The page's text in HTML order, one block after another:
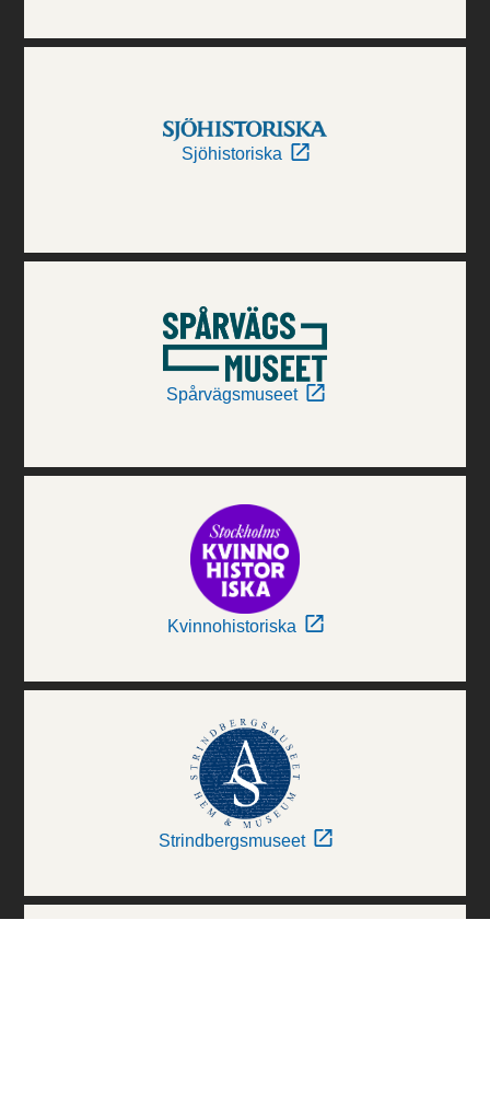
Sjöhistoriska
Spårvägsmuseet
Kvinnohistoriska
Strindbergsmuseet